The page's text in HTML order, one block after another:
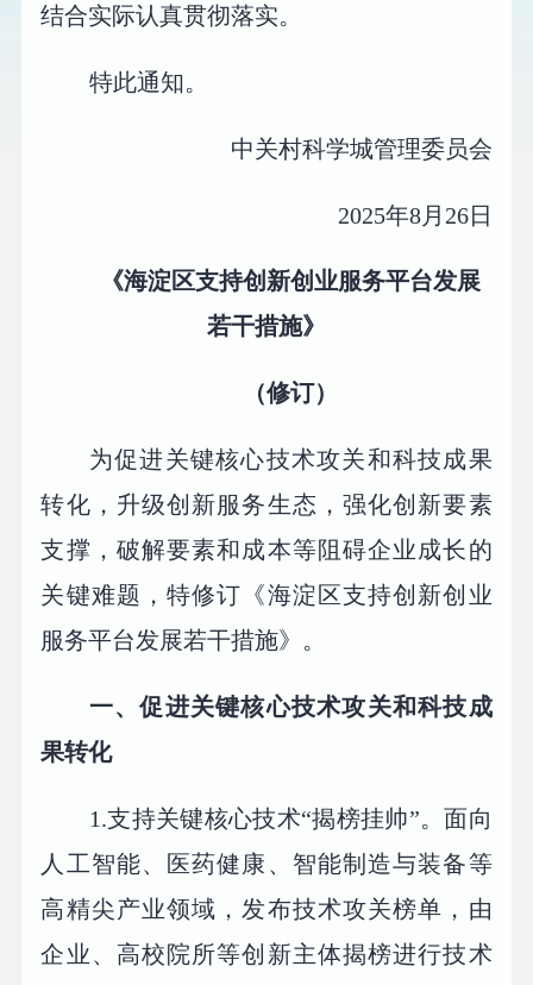
结合实际认真贯彻落实。
特此通知。
中关村科学城管理委员会
2025年8月26日
《海淀区支持创新创业服务平台发展
若干措施》
（修订）
为促进关键核心技术攻关和科技成果
转化，升级创新服务生态，强化创新要素
支撑，破解要素和成本等阻碍企业成长的
关键难题，特修订《海淀区支持创新创业
服务平台发展若干措施》。
一、促进关键核心技术攻关和科技成
果转化
1.支持关键核心技术“揭榜挂帅”。面向
人工智能、医药健康、智能制造与装备等
高精尖产业领域，发布技术攻关榜单，由
企业、高校院所等创新主体揭榜进行技术